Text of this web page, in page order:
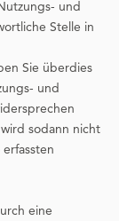
und
Stelle in
Sie überdies
und
sodann nicht
eine